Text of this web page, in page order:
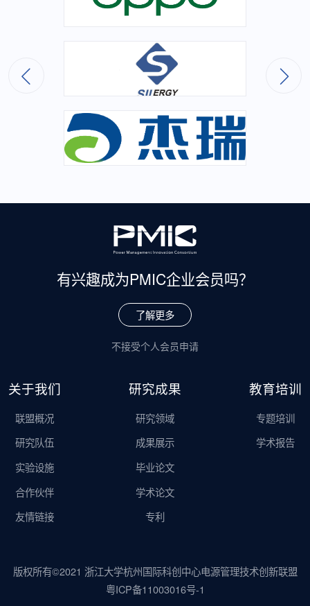
有兴趣成为PMIC企业会员吗？
了解更多
不接受个人会员申请
关于我们
联盟概况
研究队伍
实验设施
合作伙伴
友情链接
研究成果
研究领域
成果展示
毕业论文
学术论文
专利
教育培训
专题培训
学术报告
版权所有©2021 浙江大学杭州国际科创中心电源管理技术创新联盟
粤ICP备11003016号-1